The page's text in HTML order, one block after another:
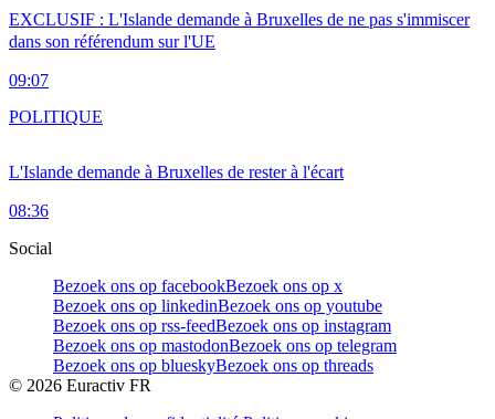
EXCLUSIF : L'Islande demande à Bruxelles de ne pas s'immiscer
dans son référendum sur l'UE
09:07
L'Islande demande à Bruxelles de rester à l'écart
08:36
POLITIQUE
Social
Bezoek ons op facebookBezoek ons op x
Bezoek ons op linkedinBezoek ons op youtube
Bezoek ons op rss-feedBezoek ons op instagram
Bezoek ons op mastodonBezoek ons op telegram
Bezoek ons op blueskyBezoek ons op threads
© 2026 Euractiv FR